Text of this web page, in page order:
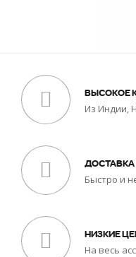
ВЫСОКОЕ
Из Индии,
ДОСТАВКА
Быстро и
НИЗКИЕ
На весь